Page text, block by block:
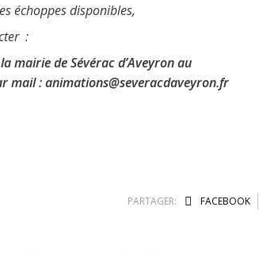
échoppes disponibles,
:
mairie de Sévérac d’Aveyron au
mail : animations@severacdaveyron.fr
PARTAGER: FACEBOOK